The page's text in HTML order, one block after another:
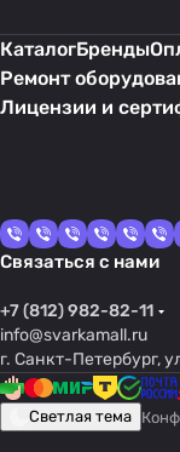
КаталогБренды
Ремонт
Лицензии и
Связаться с нами
+7 (812) 982-82-11
info@svarkamall.ru
г. Санкт-Петербург,
Светлая тема